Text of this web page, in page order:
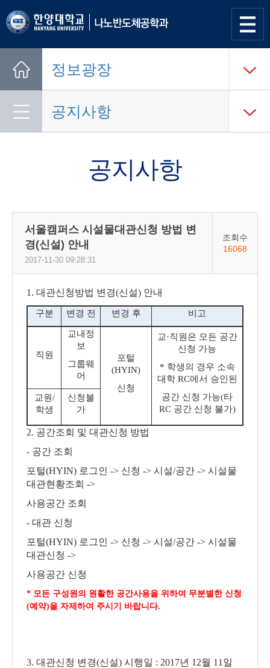
사이트
정보광장
공지사항
공지사항
서울캠퍼스 시설물대관신청 방법 변
경(신설) 안내
2017-11-30 09:28:31
조회수
16068
1. 대관신청방법 변경(신설) 안내
구분 변경 전 변경 후 비고
직원
교내정
보
그룹웨
어
포털
(HYIN)
신청
교·직원은 모든 공간
신청 가능
* 학생의 경우 소속
대학 RC에서 승인된
공간 신청 가능(타
RC 공간 신청 불가)
교원/
학생
신청불
가
2. 공간조회 및 대관신청 방법
- 공간 조회
포털(HYIN) 로그인 -> 신청 -> 시설/공간 -> 시설물
대관현황조회 ->
사용공간 조회
- 대관 신청
포털(HYIN) 로그인 -> 신청 -> 시설/공간 -> 시설물
대관신청 ->
사용공간 신청
* 모든 구성원의 원활한 공간사용을 위하여 무분별한 신청
(예약)을 자제하여 주시기 바랍니다.
3. 대관신청 변경(신설) 시행일 : 2017년 12월 11 일